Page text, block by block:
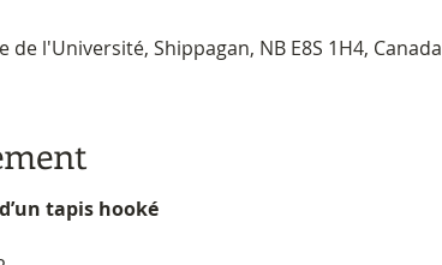
de l'Université, Shippagan, NB E8S 1H4, Canada
tapis hooké